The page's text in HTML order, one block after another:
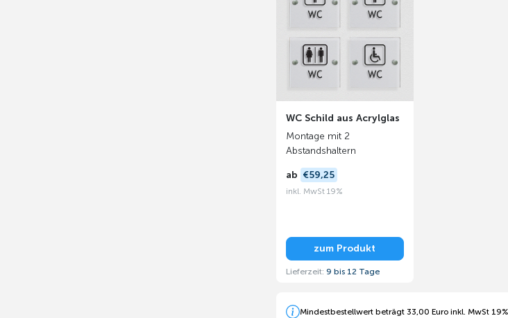
WC Schild aus Acrylglas
Montage mit 2
Abstandshaltern
ab €59,25
inkl. MwSt 19%
zum Produkt
Lieferzeit: 9 bis 12 Tage
Mindestbestellwert beträgt 33,00 Euro inkl. MwSt